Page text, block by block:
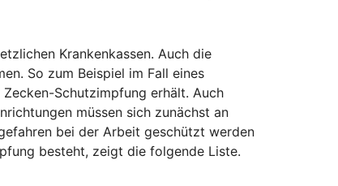
Krankenkassen. Auch die
So zum Beispiel im Fall eines
Schutzimpfung erhält. Auch
müssen sich zunächst an
bei der Arbeit geschützt werden
besteht, zeigt die folgende Liste.